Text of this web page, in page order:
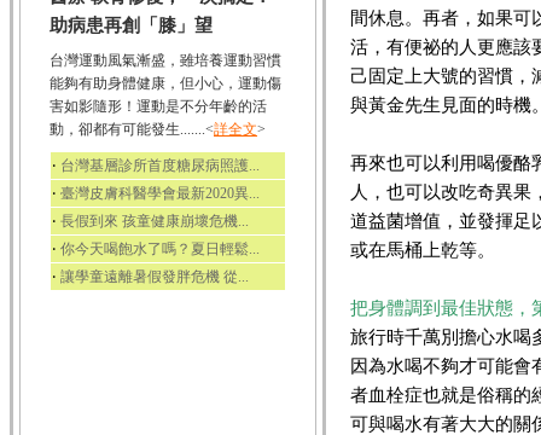
助病患再創「膝」望
台灣運動風氣漸盛，雖培養運動習慣
能夠有助身體健康，但小心，運動傷
害如影隨形！運動是不分年齡的活
動，卻都有可能發生.......<詳全文>
‧ 台灣基層診所首度糖尿病照護...
‧ 臺灣皮膚科醫學會最新2020異...
‧ 長假到來 孩童健康崩壞危機...
‧ 你今天喝飽水了嗎？夏日輕鬆...
‧ 讓學童遠離暑假發胖危機 從...
間休息。再者，如果可
活，有便祕的人更應該
己固定上大號的習慣，
與黃金先生見面的時機
再來也可以利用喝優酪
人，也可以改吃奇異
道益菌增值，並發揮足
或在馬桶上乾等。
把身體調到最佳狀態，
旅行時千萬別擔心水喝
因為水喝不夠才可能會
者血栓症也就是俗稱的
可與喝水有著大大的關